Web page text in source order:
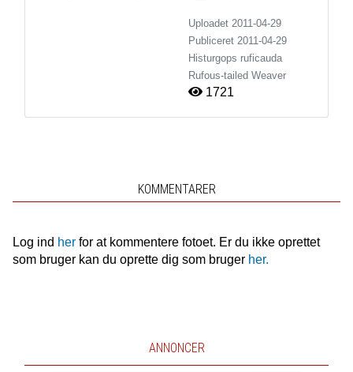
Uploadet 2011-04-29
Publiceret 2011-04-29
Histurgops ruficauda
Rufous-tailed Weaver
1721
KOMMENTARER
Log ind herfor at kommentere fotoet. Er du ikke oprettet
som bruger kan du oprette dig som bruger her.
ANNONCER